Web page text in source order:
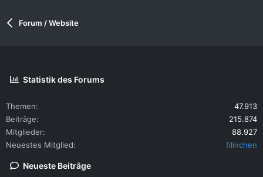
Forum / Website
Statistik des Forums
Themen
47.913
Beiträge
215.874
Mitglieder
88.927
Neuestes Mitglied
filinchen
Neueste Beiträge